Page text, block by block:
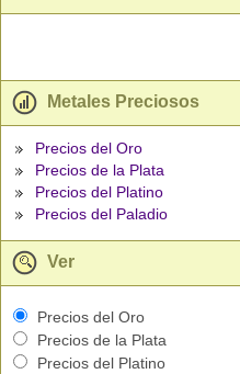
Metales Preciosos
Precios del Oro
Precios de la Plata
Precios del Platino
Precios del Paladio
Ver
Precios del Oro
Precios de la Plata
Precios del Platino